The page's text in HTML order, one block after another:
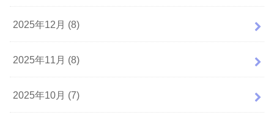
2025年12月 (8)
2025年11月 (8)
2025年10月 (7)